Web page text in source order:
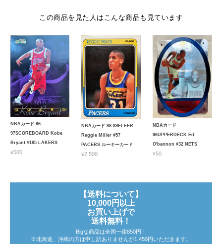
この商品を見た人はこんな商品も見ています
NBAカード 96-
97SCOREBOARD Kobe
Bryant #185 LAKERS
¥500
NBAカード 88-89FLEER
Reggie Miller #57
PACERS ルーキーカード
¥2,500
NBAカード
96UPPERDECK Ed
O'bannon #32 NETS
¥50
【送料について】
10,000円以上
お買い上げで
送料無料！
Bigな商品は全国一律850円！
※北海道、沖縄の方は申し訳ありませんが1,450円いただきます。